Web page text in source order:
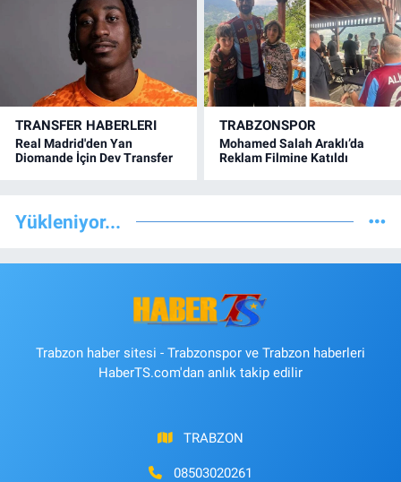
TRANSFER HABERLERI
Real Madrid'den Yan
Diomande İçin Dev Transfer
TRABZONSPOR
Mohamed Salah Araklı’da
Reklam Filmine Katıldı
Yükleniyor...
Trabzon haber sitesi - Trabzonspor ve Trabzon haberleri
HaberTS.com'dan anlık takip edilir
TRABZON
08503020261